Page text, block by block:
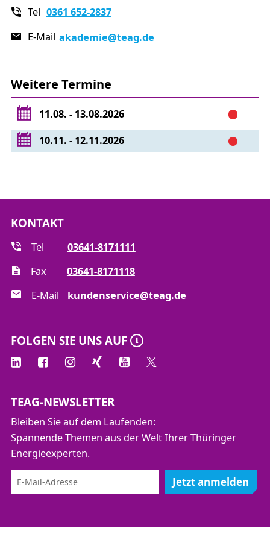
Energie (insbesondere Strom und Gas) von der
Quelle/der Produktion zum Kunden
Tag 2:
Überblick
von Kosten zu Preisen – was auf der Rechnung
Ausblick: Wohin geht die Energiewirtschaft?
Tel 0361 652-2837
E-Mail akademie@teag.de
Weitere Termine
11.08. - 13.08.2026
10.11. - 12.11.2026
KONTAKT
Tel
03641-8171111
Fax
03641-8171118
E-Mail
kundenservice@teag.de
FOLGEN SIE UNS AUF
TEAG-NEWSLETTER
Bleiben Sie auf dem Laufenden:
Spannende Themen aus der Welt Ihrer Thüringer
Energieexperten.
Jetzt anmelden